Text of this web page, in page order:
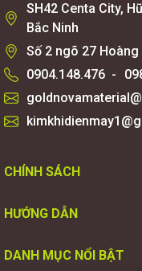
SH42 Centa City,
Bắc Ninh
Số 2 ngõ 27
0904.148.476 -
CHÍNH SÁCH
HƯỚNG DẪN
DANH MỤC NỔI BẬT